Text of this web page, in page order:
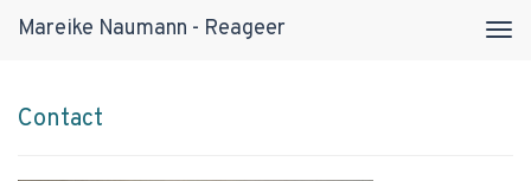
Mareike Naumann - Reageer
Contact